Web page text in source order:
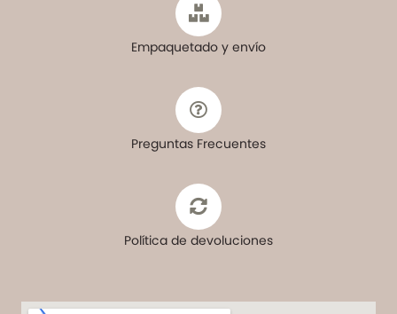
Empaquetado y envío
Preguntas Frecuentes
Política de devoluciones